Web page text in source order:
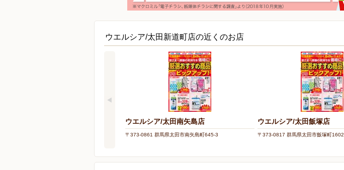
ウエルシア/太田新道町店の近くのお店
ウエルシア/太田南矢島店
〒373-0861 群馬県太田市南矢島町645-3
ウエルシア/太田飯塚店
〒373-0817 群馬県太田市飯塚町1602